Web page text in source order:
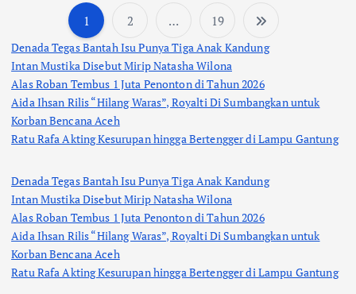
P
a
g
i
n
a
s
1 2 … 19
Denada Tegas Bantah Isu Punya Tiga Anak Kandung
Intan Mustika Disebut Mirip Natasha Wilona
Alas Roban Tembus 1 Juta Penonton di Tahun 2026
Aida Ihsan Rilis “Hilang Waras”, Royalti Di Sumbangkan untuk
Korban Bencana Aceh
Ratu Rafa Akting Kesurupan hingga Bertengger di Lampu Gantung
Denada Tegas Bantah Isu Punya Tiga Anak Kandung
Intan Mustika Disebut Mirip Natasha Wilona
Alas Roban Tembus 1 Juta Penonton di Tahun 2026
Aida Ihsan Rilis “Hilang Waras”, Royalti Di Sumbangkan untuk
Korban Bencana Aceh
Ratu Rafa Akting Kesurupan hingga Bertengger di Lampu Gantung